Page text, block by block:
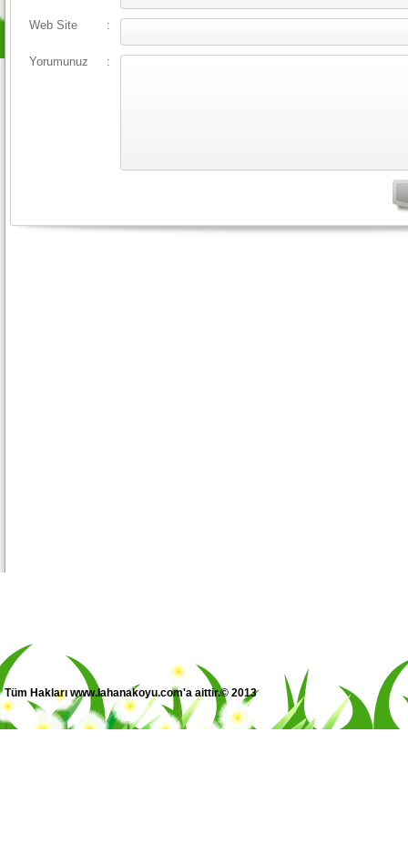
Web Site :
Yorumunuz :
Tüm Hakları www.lahanakoyu.com'a aittir.© 2013